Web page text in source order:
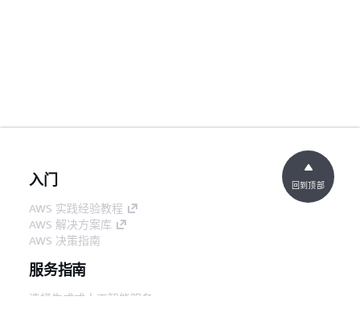
入门
AWS 实践经验教程
AWS 解决方案库
AWS 决策指南
服务指南
选择生成式人工智能服务
回到顶部